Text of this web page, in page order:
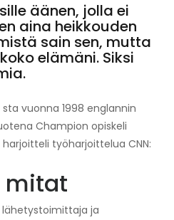
äänen, jolla ei
aina heikkouden
sain sen, mutta
elämäni. Siksi
vuonna 1998 englannin
Champion opiskeli
työharjoittelua CNN:
mitat
lähetystoimittaja ja